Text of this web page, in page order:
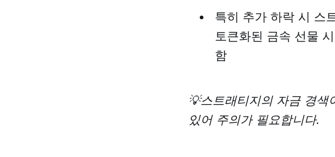
특히 추가 하락 시 스
토큰화된 금속 선물
함
💡스트래티지의 자금 경
있어 주의가 필요합니다.